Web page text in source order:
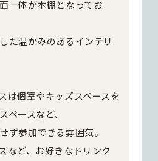
一体が本棚となってお
た温かみのあるインテリ
は個室やキッズスペースを
ペースなど、
ず参加できる雰囲気。
など、お好きなドリンク